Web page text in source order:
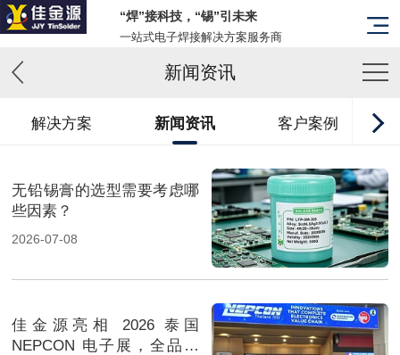
“焊”接科技，“锡”引未来
一站式电子焊接解决方案服务商
新闻资讯
解决方案 新闻资讯 客户案例
无铅锡膏的选型需要考虑哪
些因素？
2026-07-08
佳金源亮相 2026 泰国
NEPCON 电子展，全品类